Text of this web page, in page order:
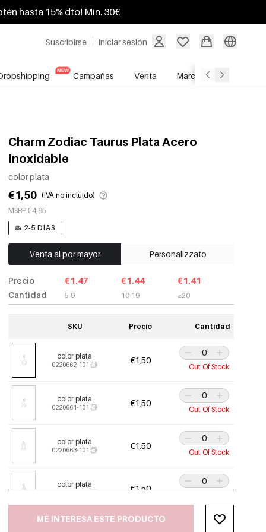
hasta 15% dto! Mín. 30€
Suscribirse Iniciar sesión
Campañas Venta Marcas
Charm Zodiac Taurus Plata Acero
Inoxidable
color plata
€1,50 (IVA no incluido)
MSRP €4,95
2-5 DÍAS
Venta al por mayor Personalizzato
Precio
Cantidad
€1.47
5-9
€1.44
10-19
€1.41
≥20
SKU Precio Cantidad
color plata
0220662-101 €1,50
Out Of Stock
color plata
0220661-101 €1,50
Out Of Stock
color plata
0220663-101 €1,50
Out Of Stock
color plata
0220671-101 €1,50
ME INTERESA ESTE PRODUCTO